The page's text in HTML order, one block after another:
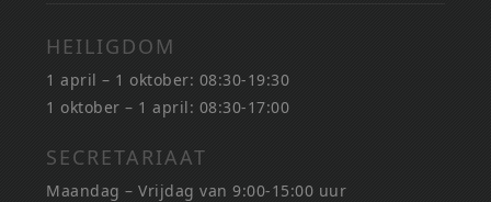
HEILIGDOM
1 april – 1 oktober: 08:30-19:30
1 oktober – 1 april: 08:30-17:00
SECRETARIAAT
Maandag – Vrijdag van 9:00-15:00 uur